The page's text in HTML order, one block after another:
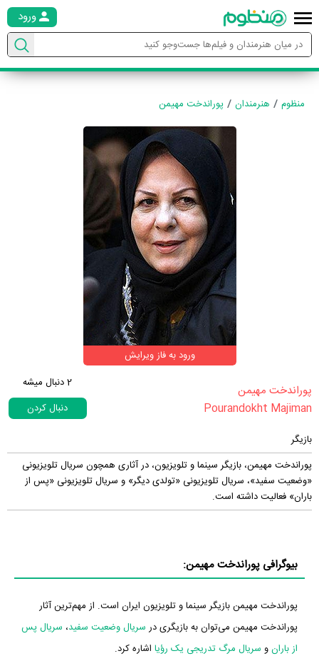
ورود
منظوم هنرمندان پوراندخت مهیمن
ورود به فاز ویرایش
‏پوراندخت مهیمن‏
Pourandokht Majiman
2دنبال میشه
دنبال کردن
بازیگر
پوراندخت مهیمن، بازیگر سینما و تلویزیون، در آثاری همچون سریال تلویزیونی
«وضعیت سفید»، سریال تلویزیونی «تولدی دیگر» و سریال تلویزیونی «پس از
باران» فعالیت داشته است.
بیوگرافی پوراندخت مهیمن:
پوراندخت مهیمن بازیگر سینما و تلویزیون ایران است. از مهم‌ترین آثار
پوراندخت مهیمن می‌توان به بازیگری در سریال وضعیت سفید، سریال پس
از بارانو سریال مرگ تدریجی یک رؤیا اشاره کرد.